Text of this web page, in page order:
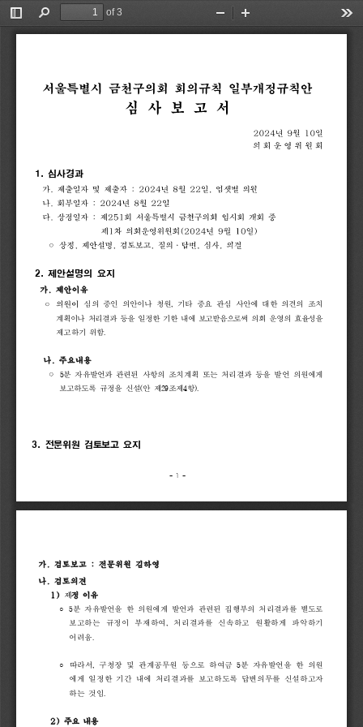
Toggle
Sidebar
Find
of 3
Zoom
Out
In
- 1 -
서울특별시 금천구의회 회의규칙 일부개정규칙안
심 사 보 고 서
2024년 9월 10일
의 회 운 영 위 원 회
1. 심사경과
가 제출일자 및 제출자 : 2024년 8월 22일 엄샛별
의원
나
회부일자 : 2024년 8월 22일
다
상정일자 : 제251 회 서울특별시 금천구의회 임시회 개회 중
제 1 차 의회운영위원회(2024년 9월 10일)
◦
상정 제안설명 검토보고 질의 답변 심사 의결
2. 제안설명의 요지
가
제안이유
◦
의원이 심의 중인 의안이나 청원 기타 중요 관심 사안에 대한 의견의
조치
계획이나 처리결과 등을 일정한 기한 내에 보고받음으로써 의회 운영의
효율성을
제고하기 위함.
나
주요내용
◦
5분 자유발언과 관련된 사항의 조치계획 또는 처리결과 등을 발언
의원에게
보고하도록 규정을 신설(안 제29조제4항).
3. 전문위원 검토보고 요지
가 검토보고 : 전문위원
김하영
나
검토의견
1) 제정 이유
◦
5분 자유발언을 한 의원에게 발언과 관련된 집행부의 처리결과를 별도로
보고하는
규정이 부재하여 처리결과를 신속하고 원활하게
파악하기
어려움
◦ 따라서 구청장 및 관계공무원 등으로 하여금 5분 자유발언을 한 의원
에게 일정한 기간 내에 처리결과를 보고하도록 답변의무를
신설하고자
하는 것임
2) 주요 내용